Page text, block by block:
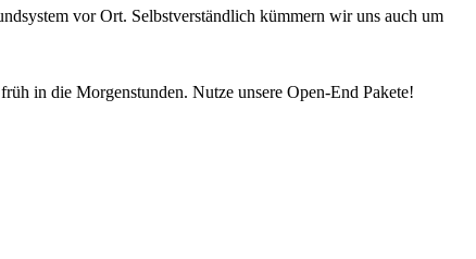
vor Ort. Selbstverständlich kümmern wir uns auch um
in die Morgenstunden. Nutze unsere Open-End Pakete!